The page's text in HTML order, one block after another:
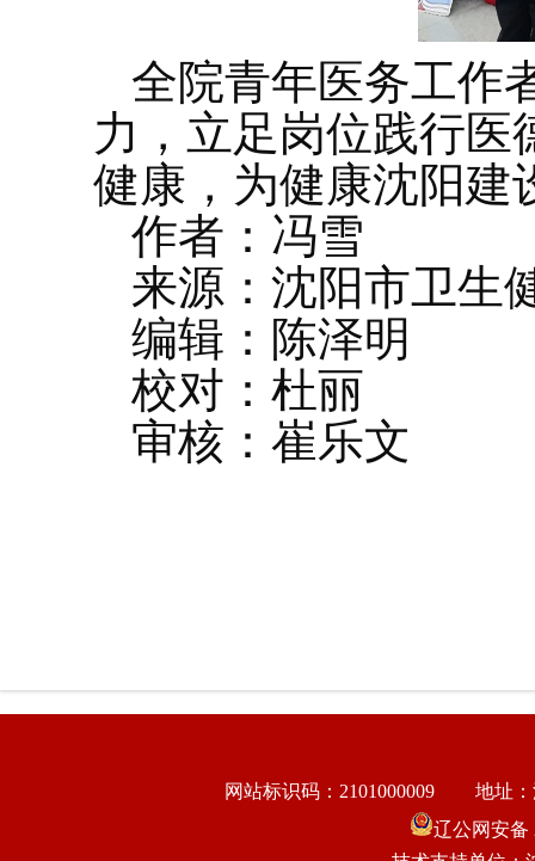
全院青年医务工作
力，立足岗位践行医
健康，为健康沈阳建
作者：冯雪
来源：沈阳市卫生
编辑：陈泽明
校对：杜丽
审核：崔乐文
网站标识码：2101000009
地址
辽公网安备